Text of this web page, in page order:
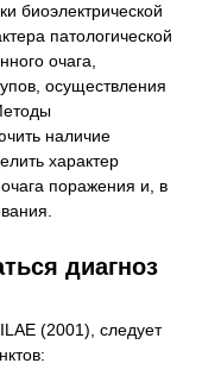
биоэлектрической
патологической
очага,
осуществления
наличие
характер
поражения и, в
диагноз
(2001), следует